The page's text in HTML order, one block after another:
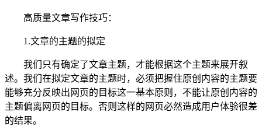
高质量文章写作技巧：
1.文章的主题的拟定
我们只有确定了文章主题，才能根据这个主题来展开叙
述。我们在拟定文章的主题时，必须把握住原创内容的主题要
能够充分反映出网页的目标这一基本原则，不能让原创内容的
主题偏离网页的目标。否则这样的网页必然造成用户体验很差
的结果。